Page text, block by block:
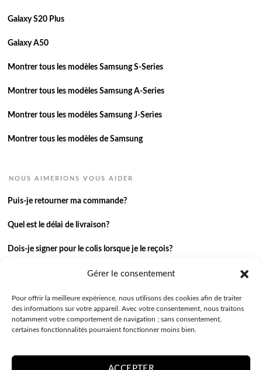
Gérer le consentement
Pour offrir la meilleure expérience, nous utilisons des cookies afin de traiter
des informations sur votre appareil. Avec votre consentement, nous traitons
notamment votre comportement de navigation ; sans consentement,
certaines fonctionnalités pourraient fonctionner moins bien.
Galaxy S20 Plus
Galaxy A50
Montrer tous les modèles Samsung S-Series
Montrer tous les modèles Samsung A-Series
Montrer tous les modèles Samsung J-Series
Montrer tous les modèles de Samsung
NOUS AIMERIONS VOUS AIDER
Puis-je retourner ma commande?
Quel est le délai de livraison?
Dois-je signer pour le colis lorsque je le reçois?
Je n’ai pas reçu ma commande.
J’ai une autre question.
Contactez-nous